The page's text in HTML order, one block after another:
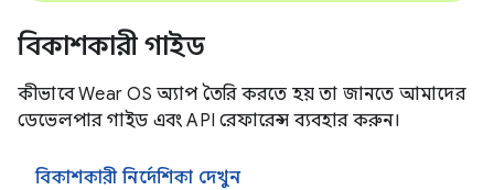
বিকাশকারী গাইড
কীভাবে Wear OS অ্যাপ তৈরি করতে হয় তা জানতে আমাদের
ডেভেলপার গাইড এবং API রেফারেন্স ব্যবহার করুন।
বিকাশকারী নির্দেশিকা দেখুন